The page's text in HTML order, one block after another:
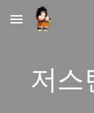
Skip to main
저스